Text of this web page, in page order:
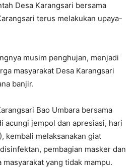
Desa Karangsari bersama
terus melakukan upaya-
musim penghujan, menjadi
masyarakat Desa Karangsari
banjir.
Bao Umbara bersama
acungi jempol dan apresiasi, hari
kembali melaksanakan giat
pembagian masker dan
yang tidak mampu.